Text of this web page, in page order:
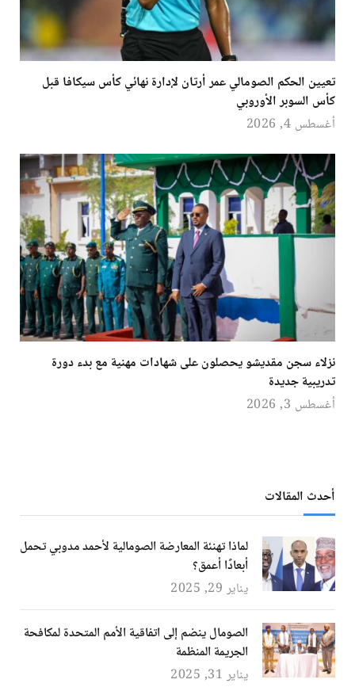
تعيين الحكم الصومالي عمر أرتان لإدارة نهائي كأس سيكافا قبل
كأس السوبر الأوروبي
أغسطس 4, 2026
نزلاء سجن مقديشو يحصلون على شهادات مهنية مع بدء دورة
تدريبية جديدة
أغسطس 3, 2026
أحدث المقالات
لماذا تهنئة المعارضة الصومالية لأحمد مدوبي تحمل
أبعادًا أعمق؟
يناير 29, 2025
الصومال ينضم إلى اتفاقية الأمم المتحدة لمكافحة
الجريمة المنظمة
يناير 31, 2025